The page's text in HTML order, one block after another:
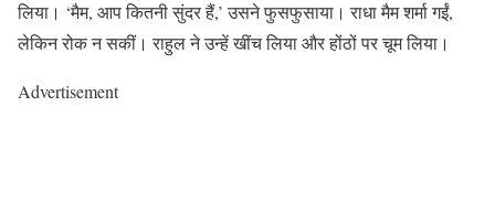
लिया। ‘मैम, आप कितनी सुंदर हैं,’ उसने फुसफुसाया। राधा मैम शर्मा गईं,
लेकिन रोक न सकीं। राहुल ने उन्हें खींच लिया और होंठों पर चूम लिया।
Advertisement